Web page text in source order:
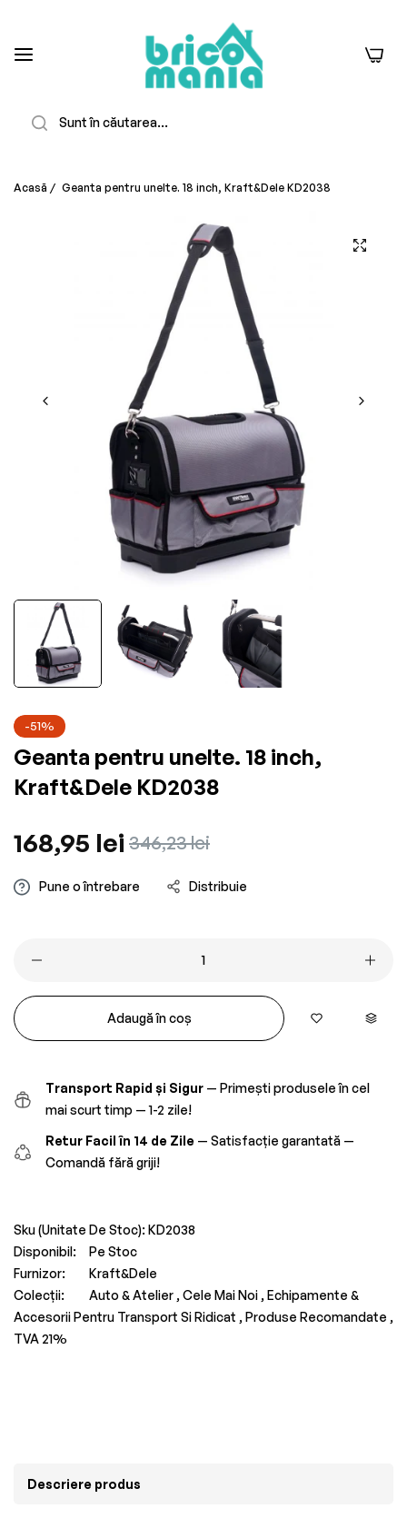
0
Acasă / Geanta pentru unelte. 18 inch, Kraft&Dele KD2038
-51%
Geanta pentru unelte. 18 inch,
Kraft&Dele KD2038
Preț
obișnuit
168,95 lei Preț
redus
346,23 lei
Pune o întrebare Distribuie
Adaugă în coș
Transport Rapid și Sigur — Primești produsele în cel
mai scurt timp — 1-2 zile!
Retur Facil în 14 de Zile — Satisfacție garantată —
Comandă fără griji!
Sku (Unitate De Stoc): KD2038
Disponibil:
Pe Stoc
Furnizor:
Kraft&Dele
Colecții:
Auto & Atelier , Cele Mai Noi , Echipamente &
Accesorii Pentru Transport Si Ridicat , Produse Recomandate ,
TVA 21%
Descriere produs